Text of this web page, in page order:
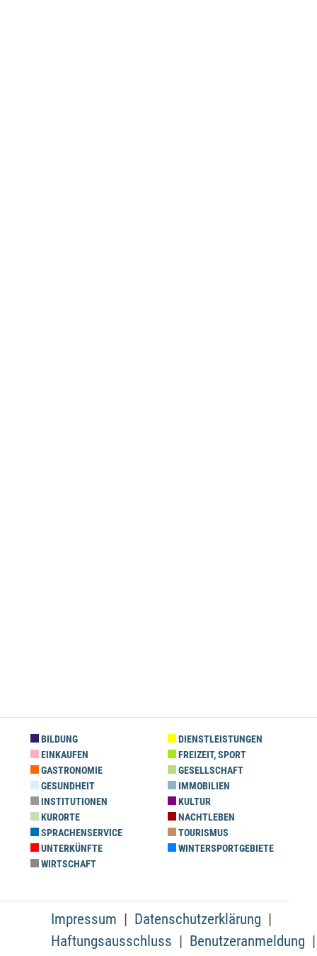
BILDUNG
DIENSTLEISTUNGEN
EINKAUFEN
FREIZEIT, SPORT
GASTRONOMIE
GESELLSCHAFT
GESUNDHEIT
IMMOBILIEN
INSTITUTIONEN
KULTUR
KURORTE
NACHTLEBEN
SPRACHENSERVICE
TOURISMUS
UNTERKÜNFTE
WINTERSPORTGEBIETE
WIRTSCHAFT
Impressum
Datenschutzerklärung
Haftungsausschluss
Benutzeranmeldung